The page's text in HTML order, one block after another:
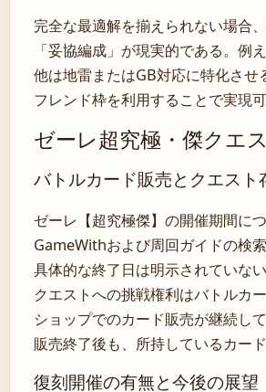
完全な最適解を揃えられない場合
「妥協編成」が現実的である。例
他は地雷またはGB対応に特化させ
フレンド枠を利用することで実現
ゼーレ超究極・傑クエ
バトルカード販売とクエスト
ゼーレ【超究極傑】の開催期間につ
GameWithおよび周回ガイドの検索
具体的な終了日は明示されていない
クエストへの挑戦権利はバトルカ
ショップでのカード販売が継続し
販売終了後も、所持しているカー
復刻開催の有無と今後の展望